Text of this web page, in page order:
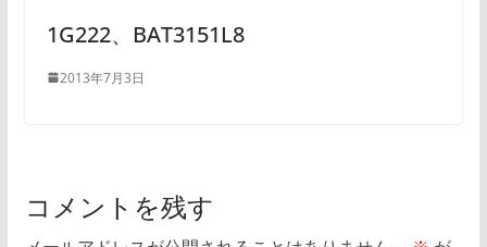
1G222、BAT3151L8
2013年7月3日
コメントを残す